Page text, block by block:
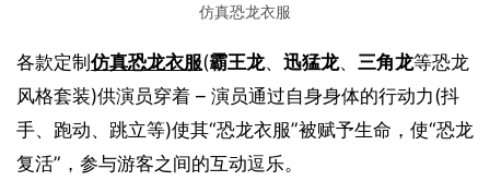
仿真恐龙衣服
各款定制仿真恐龙衣服(霸王龙、 迅猛龙、 三角龙等恐龙
风格套装)供演员穿着 – 演员通过自身身体的行动力(抖
手、跑动、跳立等)使其“恐龙衣服”被赋予生命，使“恐龙
复活”，参与游客之间的互动逗乐。